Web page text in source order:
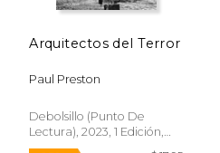
Arquitectos del Terror
Paul Preston
Debolsillo (Punto De
Lectura), 2023, 1 Edición,
Tapa Blanda, Nuevo